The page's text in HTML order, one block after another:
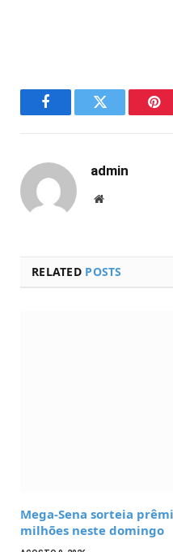
FacebookTwitter
admin
Website
RELATED POSTS
Mega-Sena sorteia
milhões neste domingo